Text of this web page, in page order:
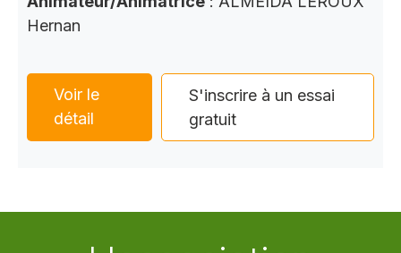
Hernan
Voir le
détail
S'inscrire à un essai
gratuit